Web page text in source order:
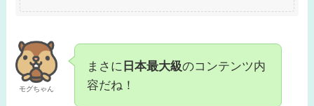
モグちゃん
まさに 日本最大級のコンテンツ内
容だね！